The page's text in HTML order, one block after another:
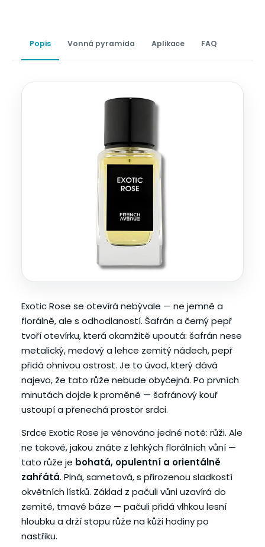
Popis Vonná pyramida Aplikace FAQ
Exotic Rose se otevírá nebývale — ne jemně a
florálně, ale s odhodlaností. Šafrán a černý pepř
tvoří otevírku, která okamžitě upoutá: šafrán nese
metalický, medový a lehce zemitý nádech, pepř
přidá ohnivou ostrost. Je to úvod, který dává
najevo, že tato růže nebude obyčejná. Po prvních
minutách dojde k proměně — šafránový kouř
ustoupí a přenechá prostor srdci.
Srdce Exotic Rose je věnováno jedné notě: růži. Ale
ne takové, jakou znáte z lehkých florálních vůní —
tato růže je bohatá, opulentní a orientálně
zahřátá. Plná, sametová, s přirozenou sladkostí
okvětních lístků. Základ z pačuli vůni uzavírá do
zemité, tmavé báze — pačuli přidá vlhkou lesní
hloubku a drží stopu růže na kůži hodiny po
nastřiku.